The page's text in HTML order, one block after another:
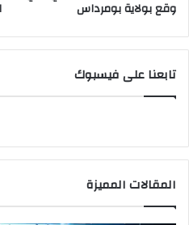
وقع بولاية بومرداس
تابعنا على فيسبوك
المقالات المميزة